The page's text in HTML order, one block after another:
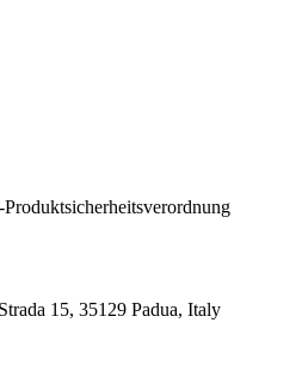
15, 35129 Padua, Italy